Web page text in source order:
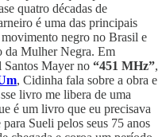
quatro décadas de
é uma das principais
negro no Brasil e
da Mulher Negra. Em
Santos Mayer no “451 MHz”,
, Cidinha fala sobre a obra e
livro me libera de uma
é um livro que eu precisava
Sueli pelos seus 75 anos